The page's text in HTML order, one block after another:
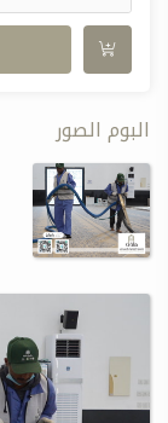
البوم الصور